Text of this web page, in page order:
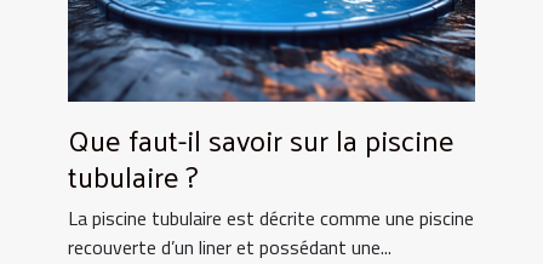
Que faut-il savoir sur la piscine
tubulaire ?
La piscine tubulaire est décrite comme une piscine
recouverte d’un liner et possédant une...